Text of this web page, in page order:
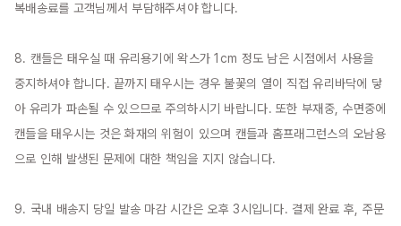
복배송료를 고객님께서 부담해주셔야 합니다.
8. 캔들은 태우실 때 유리용기에 왁스가 1cm 정도 남은 시점에서 사용을
중지하셔야 합니다. 끝까지 태우시는 경우 불꽃의 열이 직접 유리바닥에 닿
아 유리가 파손될 수 있으므로 주의하시기 바랍니다. 또한 부재중, 수면중에
캔들을 태우시는 것은 화재의 위험이 있으며 캔들과 홈프래그런스의 오남용
으로 인해 발생된 문제에 대한 책임을 지지 않습니다.
9. 국내 배송지 당일 발송 마감 시간은 오후 3시입니다. 결제 완료 후, 주문